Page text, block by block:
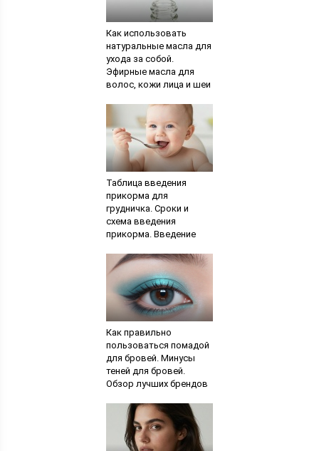
Как использовать
натуральные масла для
ухода за собой.
Эфирные масла для
волос, кожи лица и шеи
Таблица введения
прикорма для
грудничка. Сроки и
схема введения
прикорма. Введение
сроки, особенности
Как правильно
пользоваться помадой
для бровей. Минусы
теней для бровей.
Обзор лучших брендов
бровей